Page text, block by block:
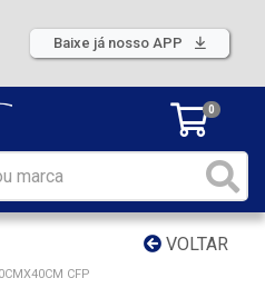
Baixe já nosso APP
0
VOLTAR
CFP